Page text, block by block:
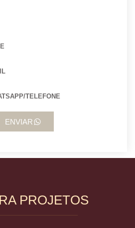
ENVIAR
PROJETOS